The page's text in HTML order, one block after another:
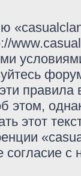
этом,
этот
согласие с